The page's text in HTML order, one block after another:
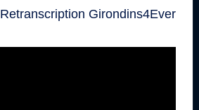
Retranscription Girondins4Ever